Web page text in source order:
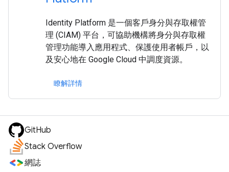
Identity Platform 是一個客戶身分與存取權管
理 (CIAM) 平台，可協助機構將身分與存取權
管理功能導入應用程式、保護使用者帳戶，以
及安心地在 Google Cloud 中調度資源。
瞭解詳情
GitHub
Stack Overflow
網誌